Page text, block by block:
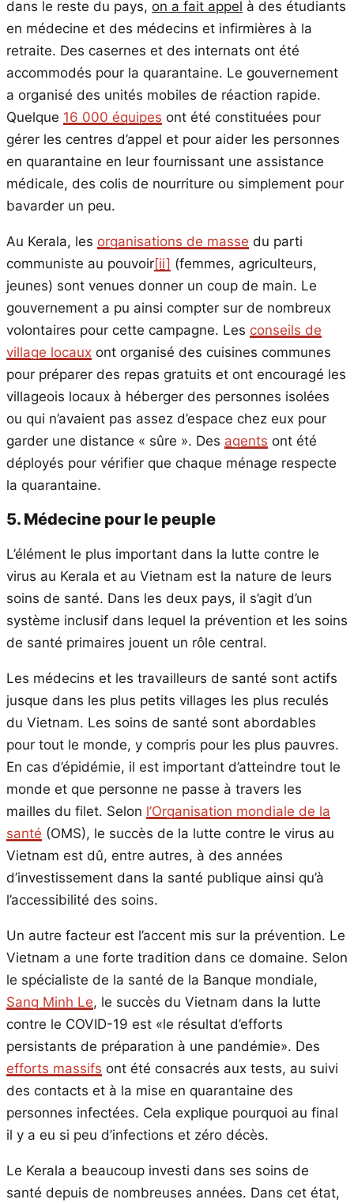
dans le reste du pays, on a fait appel à des étudiants
en médecine et des médecins et infirmières à la
retraite. Des casernes et des internats ont été
accommodés pour la quarantaine. Le gouvernement
a organisé des unités mobiles de réaction rapide.
Quelque 16 000 équipes ont été constituées pour
gérer les centres d’appel et pour aider les personnes
en quarantaine en leur fournissant une assistance
médicale, des colis de nourriture ou simplement pour
bavarder un peu.
Au Kerala, les organisations de masse du parti
communiste au pouvoir[ii] (femmes, agriculteurs,
jeunes) sont venues donner un coup de main. Le
gouvernement a pu ainsi compter sur de nombreux
volontaires pour cette campagne. Les conseils de
village locaux ont organisé des cuisines communes
pour préparer des repas gratuits et ont encouragé les
villageois locaux à héberger des personnes isolées
ou qui n’avaient pas assez d’espace chez eux pour
garder une distance « sûre ». Des agents ont été
déployés pour vérifier que chaque ménage respecte
la quarantaine.
5. Médecine pour le peuple
L’élément le plus important dans la lutte contre le
virus au Kerala et au Vietnam est la nature de leurs
soins de santé. Dans les deux pays, il s’agit d’un
système inclusif dans lequel la prévention et les soins
de santé primaires jouent un rôle central.
Les médecins et les travailleurs de santé sont actifs
jusque dans les plus petits villages les plus reculés
du Vietnam. Les soins de santé sont abordables
pour tout le monde, y compris pour les plus pauvres.
En cas d’épidémie, il est important d’atteindre tout le
monde et que personne ne passe à travers les
mailles du filet. Selon l’Organisation mondiale de la
santé (OMS), le succès de la lutte contre le virus au
Vietnam est dû, entre autres, à des années
d’investissement dans la santé publique ainsi qu’à
l’accessibilité des soins.
Un autre facteur est l’accent mis sur la prévention. Le
Vietnam a une forte tradition dans ce domaine. Selon
le spécialiste de la santé de la Banque mondiale,
Sang Minh Le, le succès du Vietnam dans la lutte
contre le COVID-19 est «le résultat d’efforts
persistants de préparation à une pandémie». Des
efforts massifs ont été consacrés aux tests, au suivi
des contacts et à la mise en quarantaine des
personnes infectées. Cela explique pourquoi au final
il y a eu si peu d’infections et zéro décès.
Le Kerala a beaucoup investi dans ses soins de
santé depuis de nombreuses années. Dans cet état,